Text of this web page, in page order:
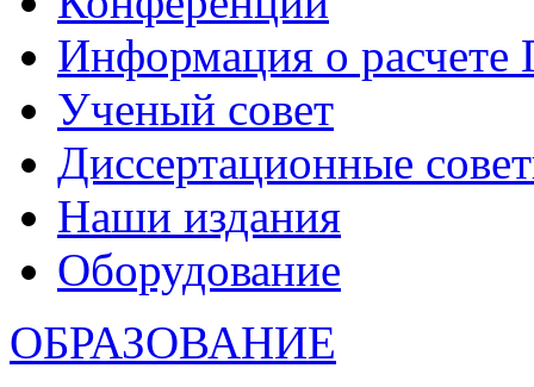
Информация о
Ученый совет
Диссертационные
Наши издания
Оборудование
ОБРАЗОВАНИЕ